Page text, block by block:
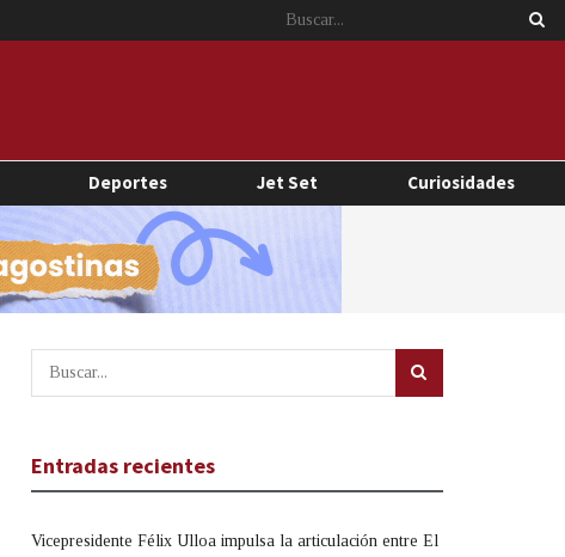
Deportes Jet Set Curiosidades
Entradas recientes
Vicepresidente Félix Ulloa impulsa la articulación entre El